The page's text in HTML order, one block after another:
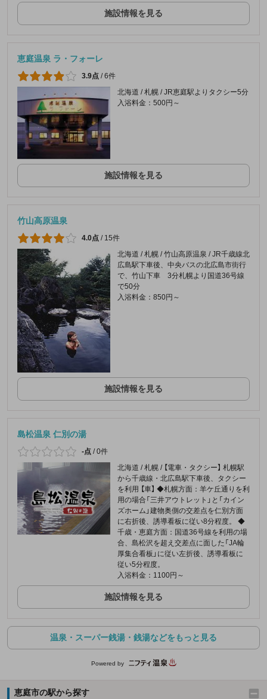
施設情報を見る
恵庭温泉 ラ・フォーレ
3.9点 /6件
北海道 / 札幌 / JR恵庭駅よりタクシー5分
入浴料金：500円～
施設情報を見る
竹山高原温泉
4.0点 / 15件
北海道 / 札幌 / 竹山高原温泉 / JR千歳線北
広島駅下車後、中央バスの北広島市街行
で、竹山下車 3分札幌より国道36号線
で50分
入浴料金：850円～
施設情報を見る
島松温泉 仁別の湯
-点 /0件
北海道 / 札幌 / 【電車・タクシー】 札幌駅
から千歳線・北広島駅下車後、タクシー
を利用 【車】 ◆札幌方面：羊ケ丘通りを利
用の場合「三井アウトレット」と「カイン
ズホーム」建物奥側の交差点を仁別方面
に右折後、誘導看板に従い8分程度。 ◆
千歳・恵庭方面：国道36号線を利用の場
合、島松沢を超え交差点に面した「JA輪
厚集合看板」に従い左折後、誘導看板に
従い5分程度。
入浴料金：1100円～
施設情報を見る
温泉・スーパー銭湯・銭湯などをもっと見る
Powered by
恵庭市の駅から探す